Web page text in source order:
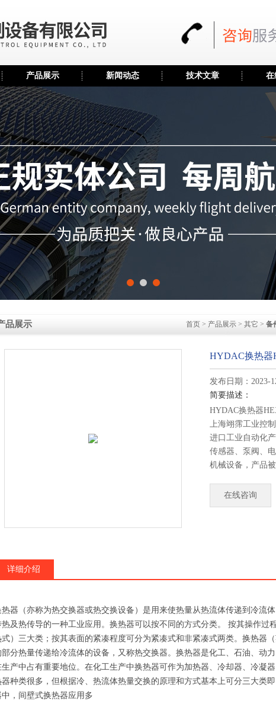
产品展示 新闻动态 技术文章 在
品展示 首页 > 产品展示 > 其它 > 备
HYDAC换热器
发布日期：2023-
简要描述：
HYDAC换热器
上海翊霈工业控
进口工业自动化
传感器、泵阀、
机械设备，产品
多领域。
在线咨询
详细介绍
热器（亦称为热交换器或热交换设备）是用来使热量从热流体传递到冷流
热及热传导的一种工业应用。换热器可以按不同的方式分类。 按其操作过
式）三大类；按其表面的紧凑程度可分为紧凑式和非紧凑式两类。换热器（
部分热量传递给冷流体的设备，又称热交换器。换热器是化工、石油、动
生产中占有重要地位。在化工生产中换热器可作为加热器、冷却器、冷凝
器种类很多，但根据冷、热流体热量交换的原理和方式基本上可分三大类
中，间壁式换热器应用多